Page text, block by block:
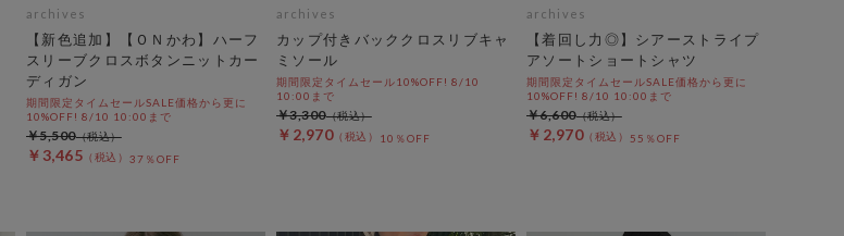
archives
【新色追加】【ＯＮかわ】ハーフ
スリーブクロスボタンニットカー
ディガン
期間限定タイムセールSALE価格から更に
10%OFF! 8/10 10:00まで
￥3,465 37％OFF
￥5,500
archives
カップ付きバッククロスリブキャ
ミソール
期間限定タイムセール10%OFF! 8/10
10:00まで
￥2,970 10％OFF
￥3,300
archives
【着回し力◎】シアーストライプ
アソートショートシャツ
期間限定タイムセールSALE価格から更に
10%OFF! 8/10 10:00まで
￥2,970 55％OFF
￥6,600